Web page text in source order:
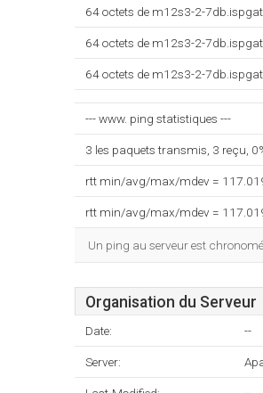
64 octets de m12s3-2-
64 octets de m12s3-2-
64 octets de m12s3-2-
--- www. ping statistiques ---
3 les paquets transmis, 3 reçu,
rtt min/avg/max/mdev =
rtt min/avg/max/mdev =
Un ping au serveur est
Organisation du Serveur
Date: --
Server: